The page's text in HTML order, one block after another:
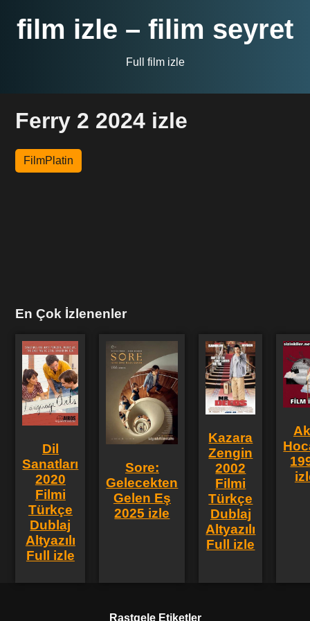
film izle – filim seyret
Full film izle
Ferry 2 2024 izle
FilmPlatin
En Çok İzlenenler
Dil
Sanatları
2020
Filmi
Türkçe
Dublaj
Altyazılı
Full izle
Sore:
Gelecekten
Gelen Eş
2025 izle
Kazara
Zengin
2002
Filmi
Türkçe
Dublaj
Altyazılı
Full izle
Rastgele Etiketler